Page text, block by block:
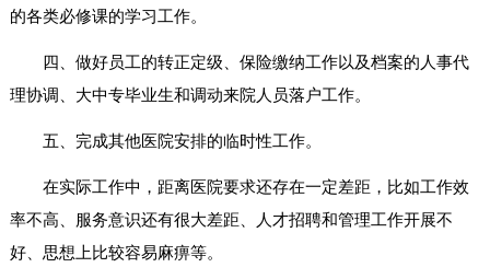
的各类必修课的学习工作。
四、做好员工的转正定级、保险缴纳工作以及档案的人事代
理协调、大中专毕业生和调动来院人员落户工作。
五、完成其他医院安排的临时性工作。
在实际工作中，距离医院要求还存在一定差距，比如工作效
率不高、服务意识还有很大差距、人才招聘和管理工作开展不
好、思想上比较容易麻痹等。